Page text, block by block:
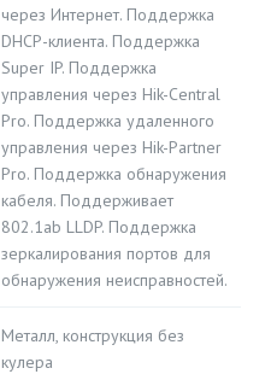
через Интернет. Поддержка
DHCP-клиента. Поддержка
Super IP. Поддержка
управления через Hik-Central
Pro. Поддержка удаленного
управления через Hik-Partner
Pro. Поддержка обнаружения
кабеля. Поддерживает
802.1ab LLDP. Поддержка
зеркалирования портов для
обнаружения неисправностей.
Металл, конструкция без
кулера